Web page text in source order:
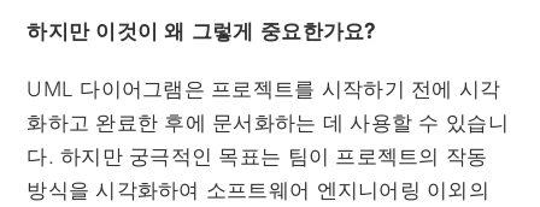
하지만 이것이 왜 그렇게 중요한가요?
UML 다이어그램은 프로젝트를 시작하기 전에 시각
화하고 완료한 후에 문서화하는 데 사용할 수 있습니
다. 하지만 궁극적인 목표는 팀이 프로젝트의 작동
방식을 시각화하여 소프트웨어 엔지니어링 이외의